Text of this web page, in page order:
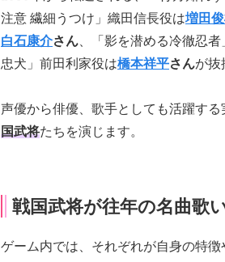
注意 繊細うつけ」織田信長役は増田
白石康介さん 、「影を潜める冷徹忍
忠犬」前田利家役は橋本祥平さんが抜
声優から俳優、歌手としても活躍する
国武将たちを演じます。
戦国武将が往年の名曲歌
ゲーム内では、それぞれが自身の特